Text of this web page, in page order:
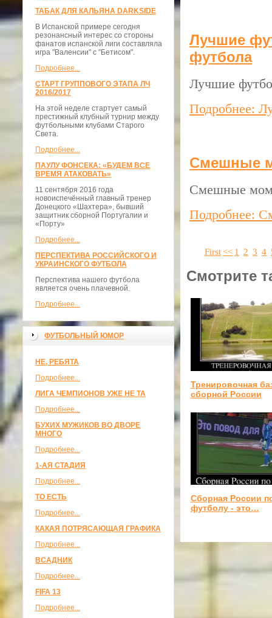
ТАБАК ДЛЯ КАЛЬЯНА DARKSIDE
В Испанской примере сегодня
резонансный интерес со стороны
фанатов испанской лиги составляла
игра "Валенсии" с "Бетисом".
Подробнее...
СТАРТ ГРУППОВОГО ЭТАПА ЛЧ
2016/2017
На этой неделе стартует самый
престижный клубный турнир между
футбольными клубами Старого
Света.
Подробнее...
ПАУЛУ ФОНСЕКА: «БУДЕМ ВСЕ
ВРЕМЯ АТАКОВАТЬ»
11 сентября 2016 года
новоиспечённый главный тренер
Донецкого «Шахтера», бывший
защитник сборной Португалии и
«Порту»
Подробнее...
ПЕРСПЕКТИВА РОССИЙСКОГО И
УКРАИНСКОГО ФУТБОЛА
Перспектива нашего футбола
является очень плачевной.
Подробнее...
ФУТБОЛЬНЫЙ ЮМОР
НЕ, РЕБЯТА
Подробнее...
ЛИГА ЧЕМПИОНОВ УЖЕ НЕ ТА
Подробнее...
БУХИХ МУЖИКОВ ВО ДВОРЕ
МНОГО
Подробнее...
1-АЯ СТАДИЯ
Подробнее...
ТО ЕСТЬ
Подробнее...
КАКАЯ ПОТРЯСАЮЩАЯ ГРАФИКА
Подробнее...
ВСАДНИК
Подробнее...
FIFA 13
Подробнее...
Лучшие
футбола
Лучшие
Подробнее:
Смешные
Смешные
Подробнее:
First<< 1 2 3 4
Смотрите
Тренировочная
сборной России
Сборная России
футболу - это…